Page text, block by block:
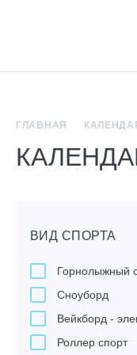
ГЛАВНАЯ
ВИД СПОРТА
Горнолыжный
Сноуборд
Вейкборд -
Роллер спорт